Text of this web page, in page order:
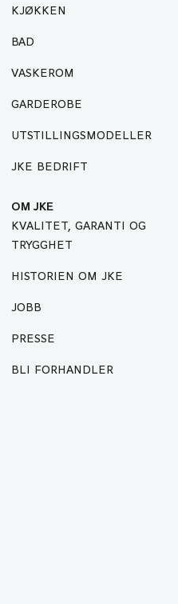
KJØKKEN
BAD
VASKEROM
GARDEROBE
UTSTILLINGSMODELLER
JKE BEDRIFT
OM JKE
KVALITET, GARANTI OG
TRYGGHET
HISTORIEN OM JKE
JOBB
PRESSE
BLI FORHANDLER